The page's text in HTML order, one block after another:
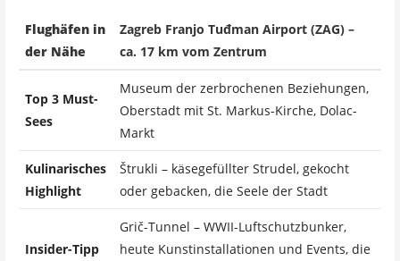
Flughäfen in
der Nähe
Zagreb Franjo Tuđman Airport (ZAG) –
ca. 17 km vom Zentrum
Top 3 Must-
Sees
Museum der zerbrochenen Beziehungen,
Oberstadt mit St. Markus-Kirche, Dolac-
Markt
Kulinarisches
Highlight
Štrukli – käsegefüllter Strudel, gekocht
oder gebacken, die Seele der Stadt
Insider-Tipp
Grič-Tunnel – WWII-Luftschutzbunker,
heute Kunstinstallationen und Events, die